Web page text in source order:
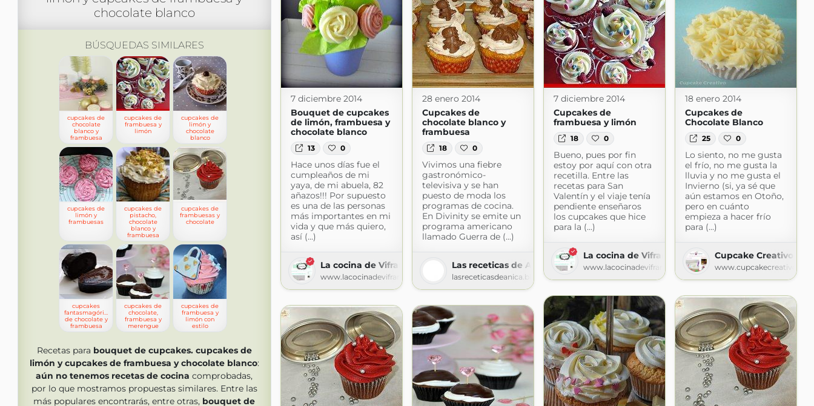
chocolate blanco
BÚSQUEDAS SIMILARES
cupcakes de
chocolate
blanco y
frambuesa
cupcakes de
frambuesa y
limón
cupcakes de
limón y
chocolate
blanco
cupcakes de
limón y
frambuesas
cupcakes de
pistacho,
chocolate
blanco y
frambuesa
cupcakes de
frambuesas y
chocolate
cupcakes
fantasmagóricos
de chocolate y
frambuesa
cupcakes de
chocolate,
frambuesa y
merengue
cupcakes de
frambuesa y
limón con
estilo
Recetas para bouquet de cupcakes. cupcakes de
limón y cupcakes de frambuesa y chocolate blanco:
aún no tenemos recetas de cocina comprobadas,
por lo que mostramos propuestas similares. Entre las
más populares encontrarás, entre otras, bouquet de
7 diciembre 2014
Bouquet de cupcakes
de limón, frambuesa y
chocolate blanco
13 0
Hace unos días fue el
cumpleaños de mi
yaya, de mi abuela, 82
añazos!!! Por supuesto
es una de las personas
más importantes en mi
vida y que más quiero,
así (...)
La cocina de Vifran
www.lacocinadevifran.com
28 enero 2014
Cupcakes de
chocolate blanco y
frambuesa
18 0
Vivimos una fiebre
gastronómico-
televisiva y se han
puesto de moda los
programas de cocina.
En Divinity se emite un
programa americano
llamado Guerra de (...)
Las receticas de Anica
lasreceticasdeanica.blogspot.com
7 diciembre 2014
Cupcakes de
frambuesa y limón
18 0
Bueno, pues por fin
estoy por aquí con otra
recetilla. Entre las
recetas para San
Valentín y el viaje tenía
pendiente enseñaros
los cupcakes que hice
para la (...)
La cocina de Vifran
www.lacocinadevifran.com
18 enero 2014
Cupcakes de
Chocolate Blanco
25 0
Lo siento, no me gusta
el frío, no me gusta la
lluvia y no me gusta el
Invierno (si, ya sé que
aún estamos en Otoño,
pero en cuánto
empieza a hacer frío
para (...)
Cupcake Creativo